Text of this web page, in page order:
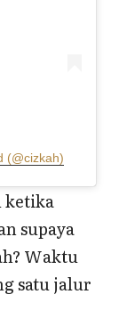
(@cizkah)
ketika
supaya
Waktu
satu jalur